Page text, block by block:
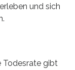
und sich
Todesrate gibt